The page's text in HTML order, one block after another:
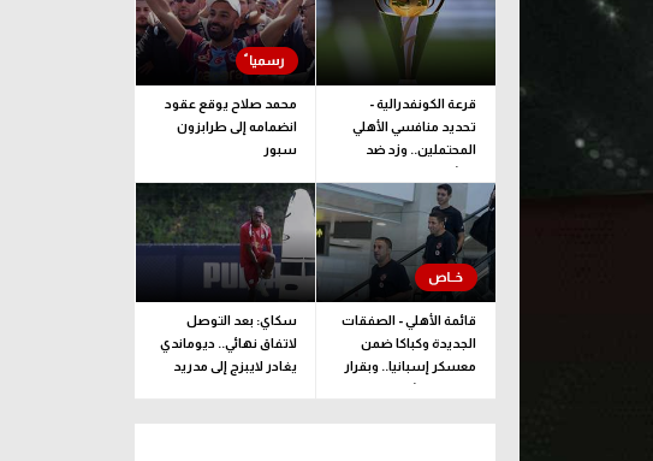
آسيا
قرعة الكونفدرالية -
تحديد منافسي الأهلي
المحتملين.. وزد ضد
ممثل جيبوتي
محمد صلاح يوقع عقود
انضمامه إلى طرابزون
سبور
قائمة الأهلي - الصفقات
الجديدة وكباكا ضمن
معسكر إسبانيا.. وبقرار
يلحق بالبعثة
سكاي: بعد التوصل
لاتفاق نهائي.. ديوماندي
يغادر لايبزج إلى مدريد